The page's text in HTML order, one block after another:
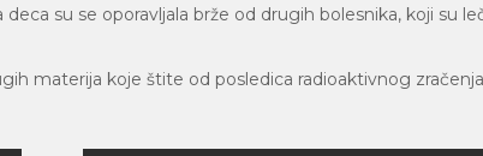
su se oporavljala brže od drugih bolesnika, koji su
materija koje štite od posledica radioaktivnog